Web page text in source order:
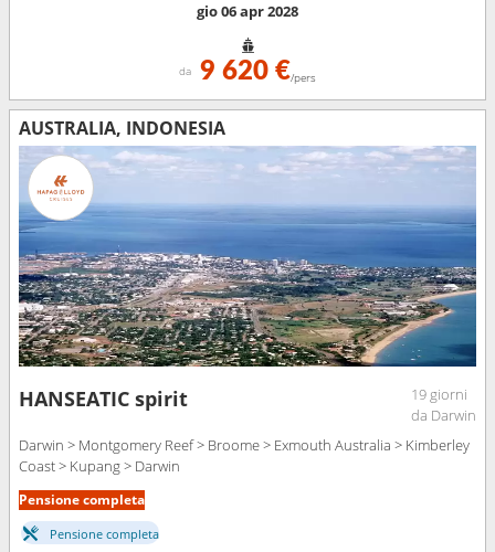
gio 06 apr 2028
da 9 620 €/pers
AUSTRALIA, INDONESIA
HANSEATIC spirit
19 giorni
da Darwin
Darwin > Montgomery Reef > Broome > Exmouth Australia > Kimberley
Coast > Kupang > Darwin
Pensione completa
Pensione completa